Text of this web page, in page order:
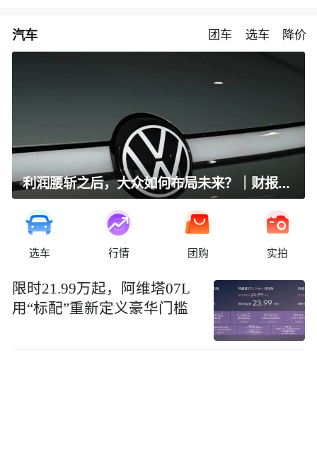
汽车 团车 选车 降价
利润腰斩之后，大众如何布局未来？｜财报全视角
选车 行情 团购 实拍
限时21.99万起，阿维塔07L
用“标配”重新定义豪华门槛